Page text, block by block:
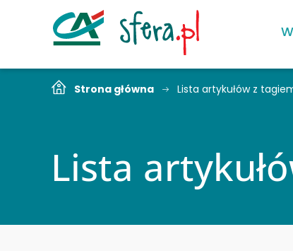
Strona główna Lista artykułów z
Lista